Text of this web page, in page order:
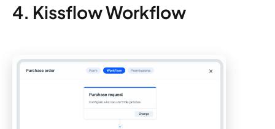
4. Kissflow Workflow